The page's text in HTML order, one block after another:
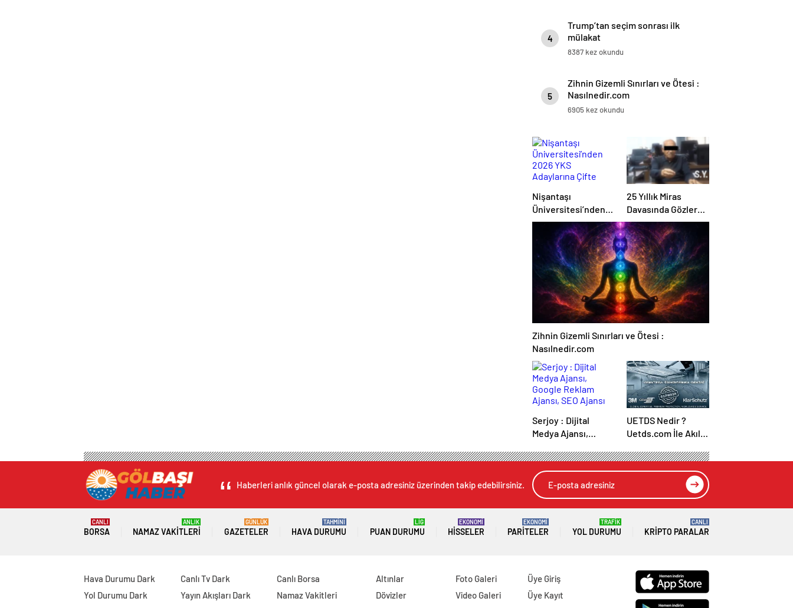
4
Trump’tan seçim sonrası ilk
mülakat
8387 kez okundu
5
Zihnin Gizemli Sınırları ve Ötesi :
Nasılnedir.com
6905 kez okundu
Nişantaşı
Üniversitesi’nden
2026 YKS
Adaylarına Çifte
Güvence: Sabit
Ücret ve Kesintisiz
Burs
25 Yıllık Miras
Davasında Gözler
Temmuz Ayındaki
Karar Duruşmasına
Çevrildi
Zihnin Gizemli Sınırları ve Ötesi :
Nasılnedir.com
Serjoy : Dijital
Medya Ajansı,
Ajansı, SEO Ajansı
ve Web Tasarım
Ajansı
UETDS Nedir ?
Uetds.com İle Akıllı
Yazılımı
Haberleri anlık güncel olarak e-posta adresiniz üzerinden takip edebilirsiniz.
BORSA
CANLI
NAMAZ VAKITLERI
ANLIK
GAZETELER
GÜNLÜK
HAVA DURUMU
TAHMİNİ
PUAN DURUMU
LİG
HISSELER
EKONOMİ
PARITELER
EKONOMİ
YOL DURUMU
TRAFİK
KRIPTO PARALAR
CANLI
Hava Durumu Dark
Yol Durumu Dark
Canlı Tv Dark
Yayın Akışları Dark
Canlı Borsa
Namaz Vakitleri
Altınlar
Dövizler
Foto Galeri
Video Galeri
Üye Giriş
Üye Kayıt